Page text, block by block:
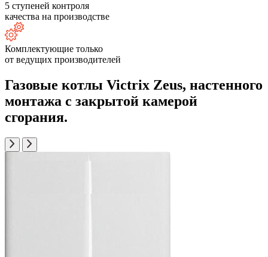
5 ступеней контроля
качества на производстве
Комплектующие только
от ведущих производителей
Газовые котлы Victrix Zeus, настенного
монтажа с закрытой камерой
сгорания.